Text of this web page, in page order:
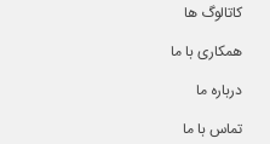
کاتالوگ ها
همکاری با ما
درباره ما
تماس با ما